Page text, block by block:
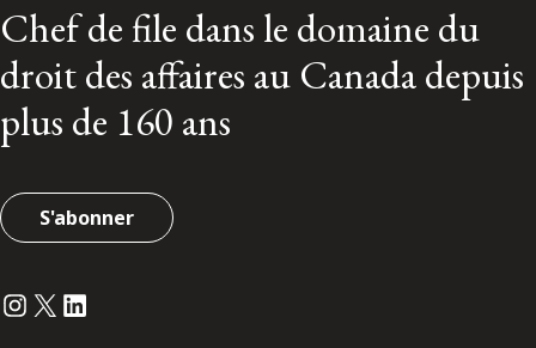
Chef de file dans le domaine du
droit des affaires au Canada depuis
plus de 160 ans
S'abonner
Instagram
Twitter
LinkedIn